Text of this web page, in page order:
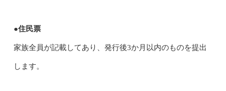
●住民票
家族全員が記載してあり、発行後3か月以内のものを提出
します。